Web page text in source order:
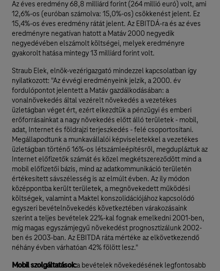
Az éves eredmény 68,8 milliárd forint (264 millió euró) volt, ami
12,6%-os (euróban számolva: 15,0%-os) csökkenést jelent. Ez
15,4%-os éves eredmény rátát jelent. Az EBITDÁ-ra és az éves
eredményre negatívan hatott a Matáv 2000 negyedik
negyedévében elszámolt költségei, melyek eredményre
gyakorolt hatása mintegy 13 milliárd forint volt.
Straub Elek, elnök-vezérigazgató mindezzel kapcsolatban így
nyilatkozott: "Az évvégi eredményeink jelzik, a 2000. év
fordulópontot jelentett a Matáv gazdálkodásában: a
vonalnövekedés által vezérelt növekedés a vezetékes
üzletágban véget ért, ezért elkezdtük a pénzügyi és emberi
erőforrásainkat a nagy növekedés előtt álló területek - mobil,
adat, Internet és földrajzi terjeszkedés - felé csoportosítani.
Megállapodtunk a munkavállalói képviseletekkel a vezetékes
üzletágban történő 16%-os létszámleépítésről, megdupláztuk az
Internet előfizetők számát és közel megkétszereződött mind a
mobil előfizetői bázis, mind az adatkommunikáció területén
értékesített sávszélesség is az elmúlt évben. Az ily módon
középpontba került területek, a megnövekedett működési
költségek, valamint a Maktel konszolidációjához kapcsolódó
egyszeri bevételnövekedés következtében várakozásaink
szerint a teljes bevételek 22%-kal fognak emelkedni 2001-ben,
míg magas egyszámjegyű növekedést prognosztizálunk 2002-
ben és 2003-ban. Az EBITDA ráta mértéke az elkövetkezendő
néhány évben várhatóan 42% fölött lesz."
Mobil szolgáltatások:a bevételek növekedésének legfontosabb